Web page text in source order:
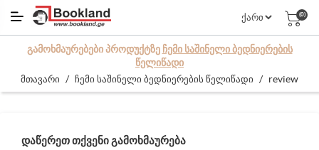
(0)
ᲒᲐᲛᲝᲮᲛᲐᲣᲠᲔᲑᲔᲑᲘ ᲞᲠᲝᲓᲣᲥᲢᲖᲔ ᲩᲔᲛᲘ ᲡᲐᲨᲘᲜᲔᲚᲘ ᲑᲔᲓᲜᲘᲔᲠᲔᲑᲘᲡ
ᲬᲔᲚᲘᲬᲐᲓᲘ
მთავარი / ჩემი საშინელი ბედნიერების წელიწადი / review
ᲓᲐᲬᲔᲠᲔᲗ ᲗᲥᲕᲔᲜᲘ ᲒᲐᲛᲝᲮᲛᲐᲣᲠᲔᲑᲐ